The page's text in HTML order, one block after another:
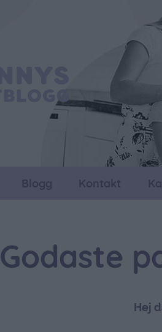
Blogg Kontakt
Godaste
Hej